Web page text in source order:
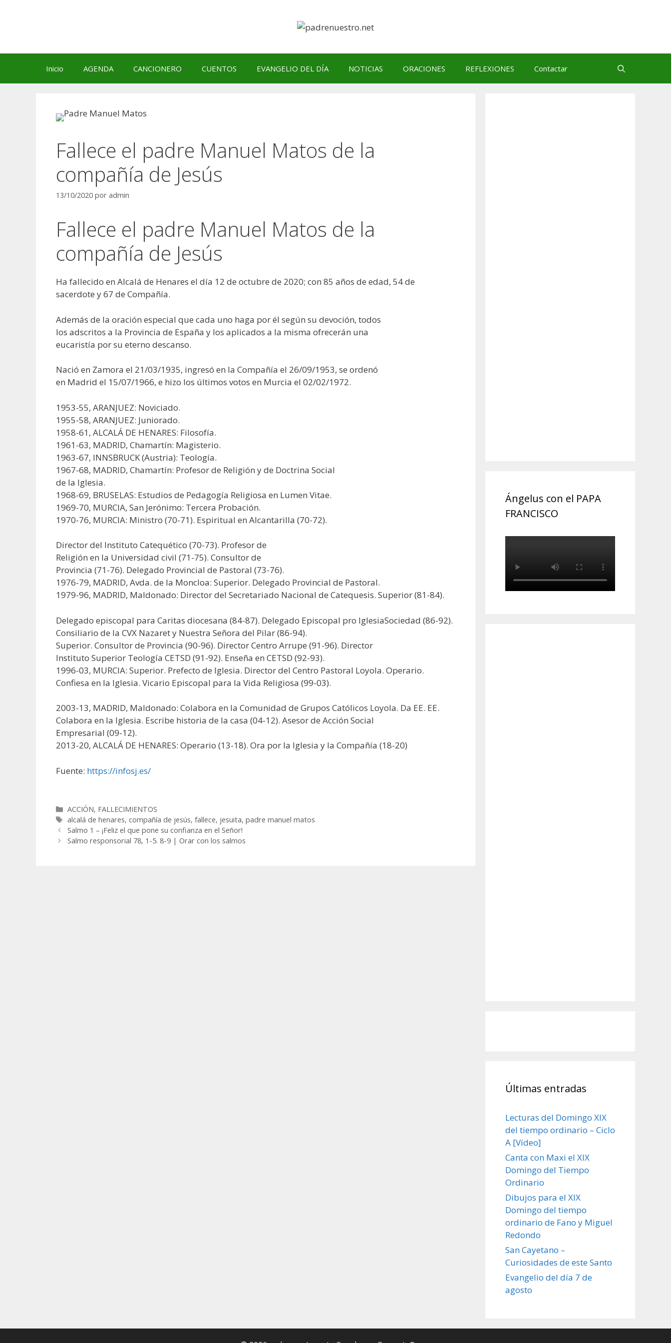
Inicio AGENDA CANCIONERO CUENTOS EVANGELIO DEL DÍA NOTICIAS ORACIONES REFLEXIONES Contactar
Fallece el padre Manuel Matos de la
compañía de Jesús
13/10/2020 por admin
Fallece el padre Manuel Matos de la
compañía de Jesús
Ha fallecido en Alcalá de Henares el día 12 de octubre de 2020; con 85 años de edad, 54 de
sacerdote y 67 de Compañía.
Además de la oración especial que cada uno haga por él según su devoción, todos
los adscritos a la Provincia de España y los aplicados a la misma ofrecerán una
eucaristía por su eterno descanso.
Nació en Zamora el 21/03/1935, ingresó en la Compañía el 26/09/1953, se ordenó
en Madrid el 15/07/1966, e hizo los últimos votos en Murcia el 02/02/1972.
1953-55, ARANJUEZ: Noviciado.
1955-58, ARANJUEZ: Juniorado.
1958-61, ALCALÁ DE HENARES: Filosofía.
1961-63, MADRID, Chamartín: Magisterio.
1963-67, INNSBRUCK (Austria): Teología.
1967-68, MADRID, Chamartín: Profesor de Religión y de Doctrina Social
de la Iglesia.
1968-69, BRUSELAS: Estudios de Pedagogía Religiosa en Lumen Vitae.
1969-70, MURCIA, San Jerónimo: Tercera Probación.
1970-76, MURCIA: Ministro (70-71). Espiritual en Alcantarilla (70-72).
Director del Instituto Catequético (70-73). Profesor de
Religión en la Universidad civil (71-75). Consultor de
Provincia (71-76). Delegado Provincial de Pastoral (73-76).
1976-79, MADRID, Avda. de la Moncloa: Superior. Delegado Provincial de Pastoral.
1979-96, MADRID, Maldonado: Director del Secretariado Nacional de Catequesis. Superior (81-84).
Delegado episcopal para Caritas diocesana (84-87). Delegado Episcopal pro IglesiaSociedad (86-92).
Consiliario de la CVX Nazaret y Nuestra Señora del Pilar (86-94).
Superior. Consultor de Provincia (90-96). Director Centro Arrupe (91-96). Director
Instituto Superior Teología CETSD (91-92). Enseña en CETSD (92-93).
1996-03, MURCIA: Superior. Prefecto de Iglesia. Director del Centro Pastoral Loyola. Operario.
Confiesa en la Iglesia. Vicario Episcopal para la Vida Religiosa (99-03).
2003-13, MADRID, Maldonado: Colabora en la Comunidad de Grupos Católicos Loyola. Da EE. EE.
Colabora en la Iglesia. Escribe historia de la casa (04-12). Asesor de Acción Social
Empresarial (09-12).
2013-20, ALCALÁ DE HENARES: Operario (13-18). Ora por la Iglesia y la Compañía (18-20)
Fuente: https://infosj.es/
Categorías
ACCIÓN, FALLECIMIENTOS
Etiquetas
alcalá de henares,compañía de jesús,fallece, jesuita,padre manuel matos
Salmo 1 – ¡Feliz el que pone su confianza en el Señor!
Salmo responsorial 78, 1-5. 8-9 | Orar con los salmos
Ángelus con el PAPA
FRANCISCO
Últimas entradas
Lecturas del Domingo XIX
del tiempo ordinario – Ciclo
A [Vídeo]
Canta con Maxi el XIX
Domingo del Tiempo
Ordinario
Dibujos para el XIX
Domingo del tiempo
ordinario de Fano y Miguel
Redondo
San Cayetano –
Curiosidades de este Santo
Evangelio del día 7 de
agosto